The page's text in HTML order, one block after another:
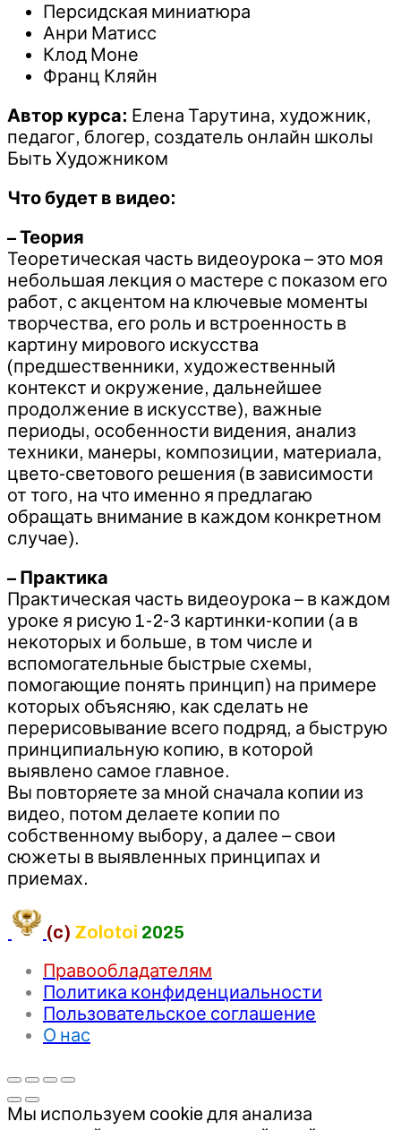
Персидская миниатюра
Анри Матисс
Клод Моне
Франц Кляйн
Автор курса: Елена Тарутина, художник,
педагог, блогер, создатель онлайн школы
Быть Художником
Что будет в видео:
– Теория
Теоретическая часть видеоурока – это моя
небольшая лекция о мастере с показом его
работ, с акцентом на ключевые моменты
творчества, его роль и встроенность в
картину мирового искусства
(предшественники, художественный
контекст и окружение, дальнейшее
продолжение в искусстве), важные
периоды, особенности видения, анализ
техники, манеры, композиции, материала,
цвето-светового решения (в зависимости
от того, на что именно я предлагаю
обращать внимание в каждом конкретном
случае).
– Практика
Практическая часть видеоурока – в каждом
уроке я рисую 1-2-3 картинки-копии (а в
некоторых и больше, в том числе и
вспомогательные быстрые схемы,
помогающие понять принцип) на примере
которых объясняю, как сделать не
перерисовывание всего подряд, а быструю
принципиальную копию, в которой
выявлено самое главное.
Вы повторяете за мной сначала копии из
видео, потом делаете копии по
собственному выбору, а далее – свои
сюжеты в выявленных принципах и
приемах.
(c) Zolotoi 2025
Правообладателям
Политика конфиденциальности
Пользовательское соглашение
О нас
Мы используем cookie для анализа